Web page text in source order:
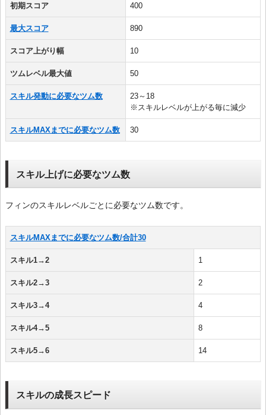
初期スコア 400
最大スコア 890
スコア上がり幅 10
ツムレベル最大値 50
スキル発動に必要なツム数
23～18
※スキルレベルが上がる毎に減少
スキルMAXまでに必要なツム数 30
スキル上げに必要なツム数
フィンのスキルレベルごとに必要なツム数です。
スキルMAXまでに必要なツム数/合計30
スキル1→2 1
スキル2→3 2
スキル3→4 4
スキル4→5 8
スキル5→6 14
スキルの成長スピード